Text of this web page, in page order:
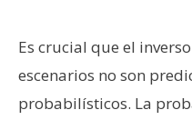
Es crucial que el
escenarios no son
probabilísticos. La